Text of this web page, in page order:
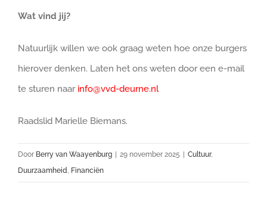
Wat vind jij?
Natuurlijk willen we ook graag weten hoe onze burgers
hierover denken. Laten het ons weten door een e-mail
te sturen naar info@vvd-deurne.nl
Raadslid Marielle Biemans.
Door Berry van Waayenburg | 29 november 2025 | Cultuur,
Duurzaamheid
Financiën